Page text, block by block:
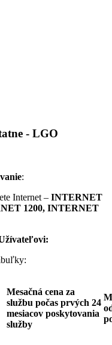
- LGO
:
Internet – INTERNET
1200, INTERNET
Mesačná cena za
službu počas prvých 24
mesiacov poskytovania
služby